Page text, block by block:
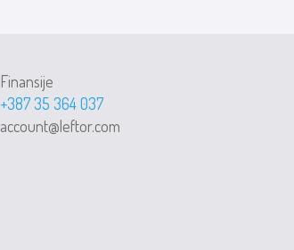
Finansije
+387 35 364 037
account@leftor.com